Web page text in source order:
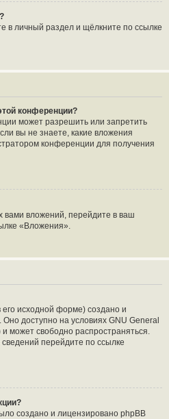
в личный раздел и щёлкните по ссылке
конференции?
может разрешить или запретить
вы не знаете, какие вложения
конференции для получения
вами вложений, перейдите в ваш
«Вложения».
исходной форме) создано и
. Оно доступно на условиях GNU General
может свободно распространяться.
перейдите по ссылке
создано и лицензировано phpBB